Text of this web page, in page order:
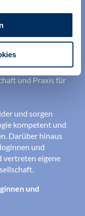
Psychologen in
ihrer
der beruflichen
Bereitstellung
und Praxis für
und sorgen
kompetent und
Darüber hinaus
und
vertreten eigene
und